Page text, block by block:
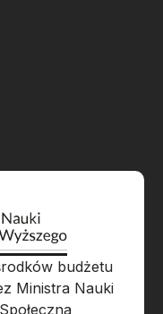
budżetu
Ministra Nauki